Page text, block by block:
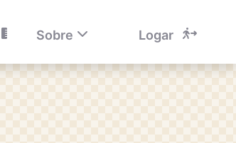
Sobre Logar